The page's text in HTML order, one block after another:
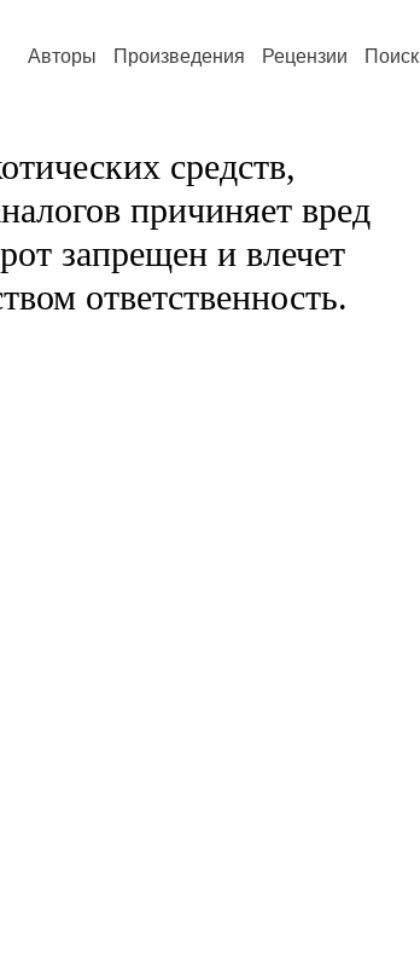
Авторы Произведения Рецензии Поиск
средств,
причиняет вред
запрещен и влечет
ответственность.